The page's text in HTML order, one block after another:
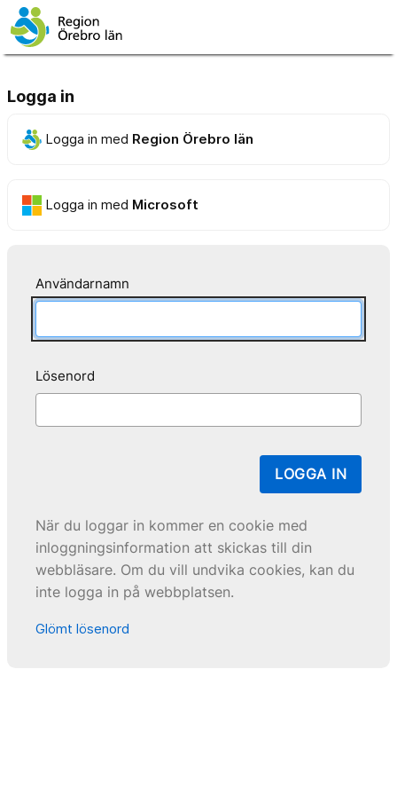
Logga in
Logga in med Region Örebro län
Logga in med Microsoft
Användarnamn
Lösenord
LOGGA IN
När du loggar in kommer en cookie med
inloggningsinformation att skickas till din
webbläsare. Om du vill undvika cookies, kan du
inte logga in på webbplatsen.
Glömt lösenord